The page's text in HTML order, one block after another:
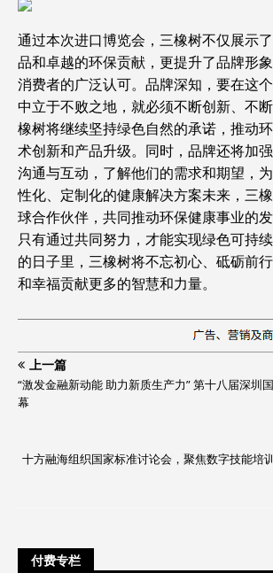
通过本次进口博览会，三橡树不仅展示
品和卓越的环保贡献，更提升了品牌形
消费者的广泛认可。品牌深知，要在这
中立于不败之地，就必须不断创新、不
橡树将继续坚持绿色自然的承诺，推动
术创新和产品升级。同时，品牌还将加
沟通与互动，了解他们的需求和期望，
性化、定制化的健康解决方案未来，三
球合作伙伴，共同推动环保健康事业的
只有通过共同努力，才能实现绿色可持
的日子里，三橡树将不忘初心、砥砺前
和幸福贡献更多的智慧和力量。
上一篇
“激发金融新动能 助力新质生产力” 第十八届深圳
幕
十方融海组织国家标准讨论会，聚焦数字技能培
付费专栏